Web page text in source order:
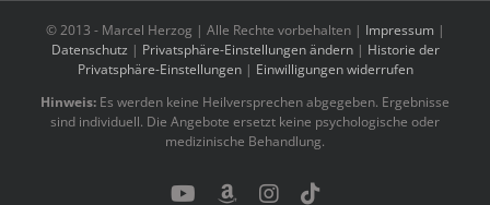
© 2013 - Marcel Herzog | Alle Rechte vorbehalten | Impressum |
Datenschutz | Privatsphäre-Einstellungen ändern| Historie der
Privatsphäre-Einstellungen| Einwilligungen widerrufen
Hinweis: Es werden keine Heilversprechen abgegeben. Ergebnisse
sind individuell. Die Angebote ersetzt keine psychologische oder
medizinische Behandlung.
YouTubeBenutzerdefiniert
Instagram
Tiktok